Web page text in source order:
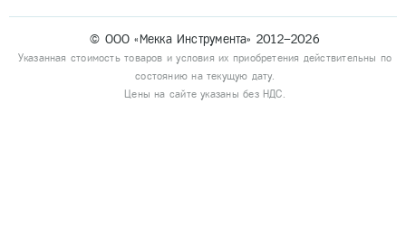
© ООО «Мекка Инструмента» 2012–2026
Указанная стоимость товаров и условия их приобретения действительны по
состоянию на текущую дату.
Цены на сайте указаны без НДС.